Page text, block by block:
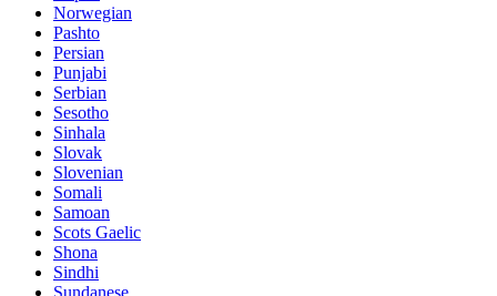
Norwegian
Pashto
Persian
Punjabi
Serbian
Sesotho
Sinhala
Slovak
Slovenian
Somali
Samoan
Scots Gaelic
Shona
Sindhi